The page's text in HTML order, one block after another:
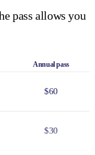
pass allows you
Annual pass
$60
$30